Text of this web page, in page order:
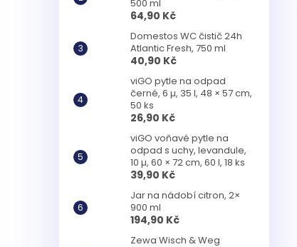
500 ml
64,90 Kč
Domestos WC čistič 24h
Atlantic Fresh, 750 ml
40,90 Kč
viGO pytle na odpad
černé, 6 µ, 35 l, 48 × 57 cm,
50 ks
26,90 Kč
viGO voňavé pytle na
odpad s uchy, levandule,
10 µ, 60 × 72 cm, 60 l, 18 ks
39,90 Kč
Jar na nádobí citron, 2×
900 ml
194,90 Kč
Zewa Wisch & Weg